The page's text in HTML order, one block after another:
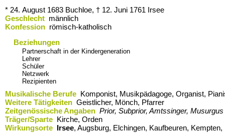
* 24. August 1683 Buchloe, † 12. Juni 1761 Irsee
Geschlecht männlich
Konfession römisch-katholisch
Beziehungen
Partnerschaft in der Kindergeneration
Lehrer
Schüler
Netzwerk
Rezipienten
Musikalische Berufe Komponist, Musikpädagoge, Organist,
Weitere Tätigkeiten Geistlicher, Mönch, Pfarrer
Zeitgenössische Angaben Prior, Subprior, Amtssinger, Musurgus
Träger/Sparte Kirche, Orden
Wirkungsorte Irsee,​ Augsburg,​ Elchingen,​ Kaufbeuren,​